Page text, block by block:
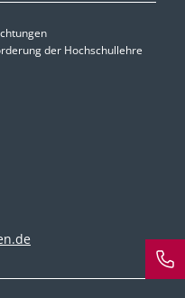
der Hochschullehre